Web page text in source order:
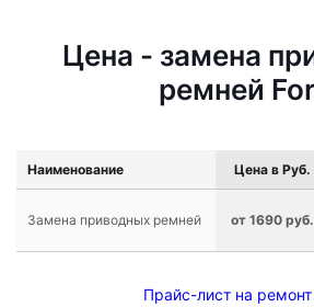
Цена - замена
ремней
Наименование Цена в Руб.
Замена приводных ремней от 1690 руб.
Прайс-лист на ремонт